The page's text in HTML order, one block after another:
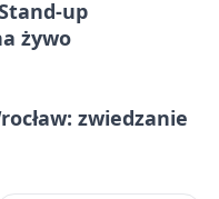
up
żywo
zwiedzanie